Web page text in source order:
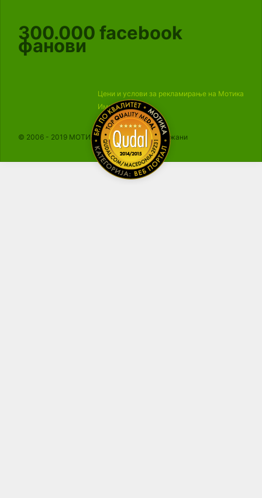
300.000 facebook
фанови
Цени и услови за рекламирање на Мотика
Импресум
© 2006 - 2019 МОТИКА, Сите права се задржани